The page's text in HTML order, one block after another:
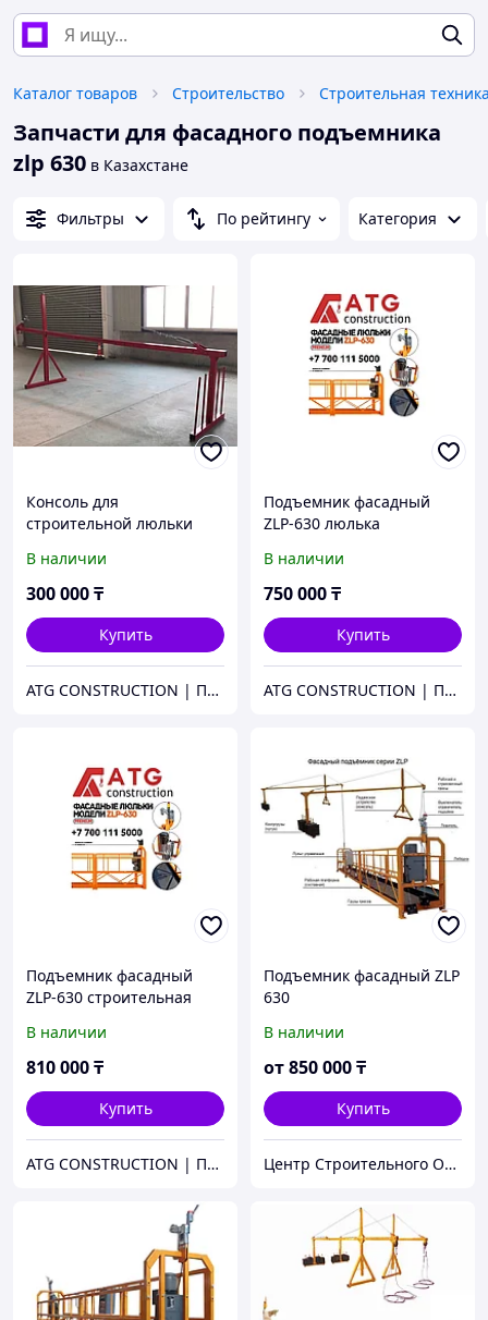
Каталог товаров Строительство
Запчасти для фасадного подъемника
zlp 630 в Казахстане
Фильтры По рейтингу Категория
Консоль для
строительной люльки
630
В наличии
300 000₸
Купить
ATG CONSTRUCTION | Продажа и аренда строительного оборудования, газона, биотуалетов
Подъемник фасадный
ZLP-630 люлька
расходники
В наличии
750 000₸
Купить
ATG CONSTRUCTION | Продажа и аренда строительного оборудования, газона, биотуалетов
Подъемник фасадный
ZLP-630 строительная
расходники
В наличии
810 000₸
Купить
ATG CONSTRUCTION | Продажа и аренда строительного оборудования, газона, биотуалетов
Подъемник фасадный ZLP
630
В наличии
от850 000₸
Купить
Центр Строительного Оборудования